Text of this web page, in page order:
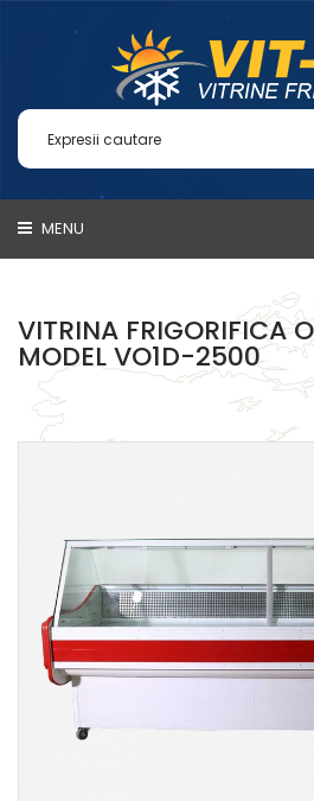
MENU
VITRINA FRIGORIFICA
MODEL VO1D-2500